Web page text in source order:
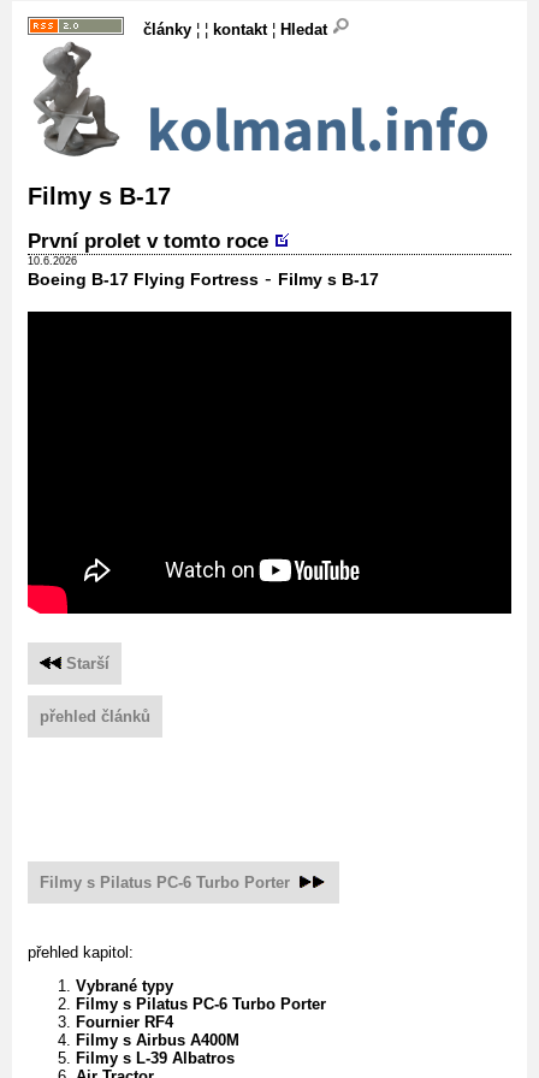
články ¦ ¦ kontakt¦ Hledat
Filmy s B-17
První prolet v tomto roce
10.6.2026
Boeing B-17 Flying Fortress - Filmy s B-17
Starší
přehled článků
Filmy s Pilatus PC-6 Turbo Porter
přehled kapitol:
Vybrané typy
Filmy s Pilatus PC-6 Turbo Porter
Fournier RF4
Filmy s Airbus A400M
Filmy s L-39 Albatros